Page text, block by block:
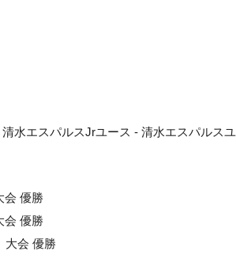
水エスパルスJrユース - 清水エスパルスユ
会 優勝
会 優勝
大会 優勝